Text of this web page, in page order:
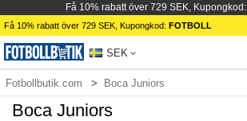
Få 10% rabatt över 729 SEK, Kupongkod:
Få 10% rabatt över 729 SEK, Kupongkod: FOTBOLL
SEK
Fotbollbutik.com Boca Juniors
Boca Juniors